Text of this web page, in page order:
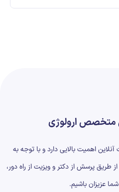
متخصص ارولوژی
اهمیت بالایی دارد و با توجه به
طریق پرسش از دکتر و ویزیت از راه دور،
عزیزان باشیم.